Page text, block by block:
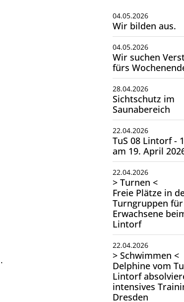
04.05.2026
Wir bilden aus.
04.05.2026
Wir suchen
fürs
28.04.2026
Sichtschutz im
Saunabereich
22.04.2026
TuS 08 Lintorf -
am 19. April
22.04.2026
> Turnen <
Freie Plätze in
Turngruppen für
Erwachsene
Lintorf
22.04.2026
> Schwimmen <
Delphine vom
Lintorf
intensives
Dresden